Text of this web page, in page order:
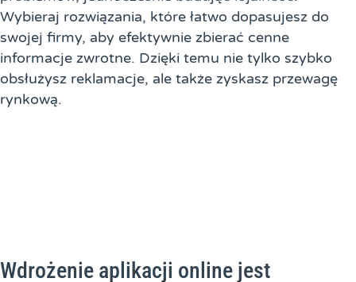
Wybieraj rozwiązania, które łatwo dopasujesz do
swojej firmy, aby efektywnie zbierać cenne
informacje zwrotne. Dzięki temu nie tylko szybko
obsłużysz reklamacje, ale także zyskasz przewagę
rynkową.
Wdrożenie aplikacji online jest